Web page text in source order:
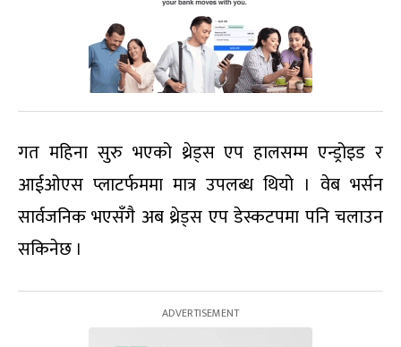
गत महिना सुरु भएको थ्रेड्स एप हालसम्म एन्ड्रोइड र
आईओएस प्लाटर्फममा मात्र उपलब्ध थियो । वेब भर्सन
सार्वजनिक भएसँगै अब थ्रेड्स एप डेस्कटपमा पनि चलाउन
सकिनेछ ।